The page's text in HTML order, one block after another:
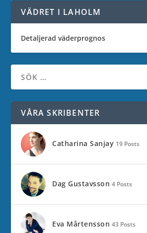
VÄDRET I LAHOLM
Detaljerad väderprognos
VÅRA SKRIBENTER
Catharina Sanjay 19 Posts
Dag Gustavsson 4 Posts
Eva Mårtensson 43 Posts